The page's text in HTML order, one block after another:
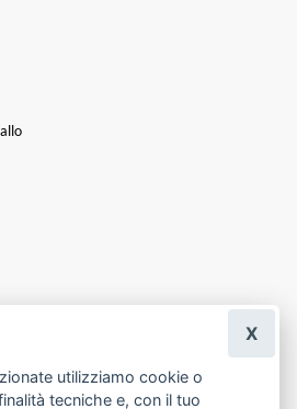
utilizziamo cookie o
tecniche e, con il tuo
X